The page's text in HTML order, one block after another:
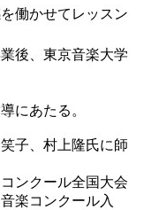
働かせてレッスン
後、東京音楽大学
にあたる。
子、村上隆氏に師
ンクール全国大会
楽コンクール入